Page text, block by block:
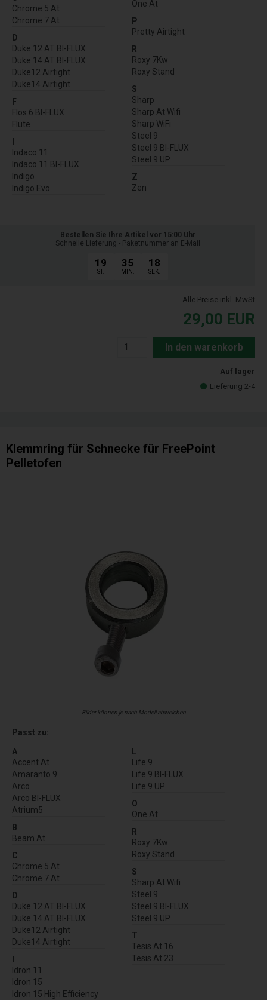
Chrome 5 At
Chrome 7 At
D
Duke 12 AT BI-FLUX
Duke 14 AT BI-FLUX
Duke12 Airtight
Duke14 Airtight
F
Flos 6 BI-FLUX
Flute
Indaco 11
Indaco 11 BI-FLUX
Indigo
Indigo Evo
One At
P
Pretty Airtight
R
Roxy 7Kw
Roxy Stand
S
Sharp
Sharp At Wifi
Sharp WiFi
Steel 9
Steel 9 BI-FLUX
Steel 9 UP
Z
Zen
Bestellen Sie Ihre Artikel vor 15:00 Uhr
Schnelle Lieferung - Paketnummer an E-Mail
19
ST.
35
MIN.
17
SEK.
Alle Preise inkl. MwSt
29,00 EUR
In den warenkorb
Auf lager
Lieferung 2-4
Klemmring für Schnecke für FreePoint
Pelletofen
Bilder können je nach Modell abweichen
Passt zu:
A
Accent At
Amaranto 9
Arco
Arco BI-FLUX
Atrium5
B
Beam At
C
Chrome 5 At
Chrome 7 At
D
Duke 12 AT BI-FLUX
Duke 14 AT BI-FLUX
Duke12 Airtight
Duke14 Airtight
Idron 11
Idron 15
Idron 15 High Efficiency
L
Life 9
Life 9 BI-FLUX
Life 9 UP
O
One At
R
Roxy 7Kw
Roxy Stand
S
Sharp At Wifi
Steel 9
Steel 9 BI-FLUX
Steel 9 UP
T
Tesis At 16
Tesis At 23